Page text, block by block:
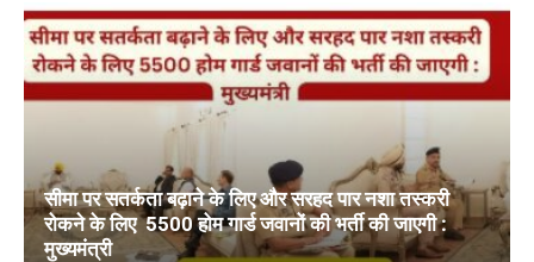
सीमा पर सतर्कता बढ़ाने के लिए और सरहद पार नशा तस्करी
रोकने के लिए 5500 होम गार्ड जवानों की भर्ती की जाएगी :
मुख्यमंत्री